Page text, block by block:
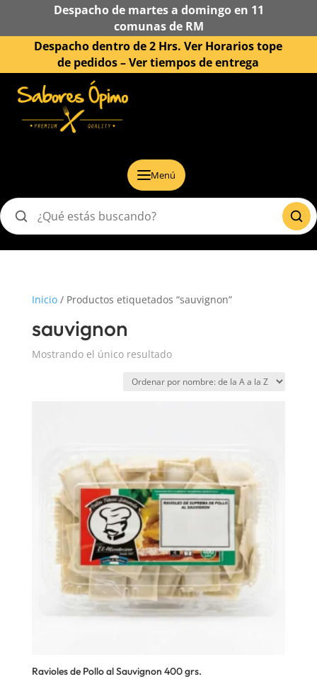
Despacho de martes a domingo en 11
comunas de RM
Despacho dentro de 2 Hrs. Ver Horarios tope
de pedidos –Ver tiempos de entrega
Menú
Buscar
Inicio/ Productos etiquetados “sauvignon”
sauvignon
Mostrando el único resultado
Ravioles de Pollo al Sauvignon 400 grs.